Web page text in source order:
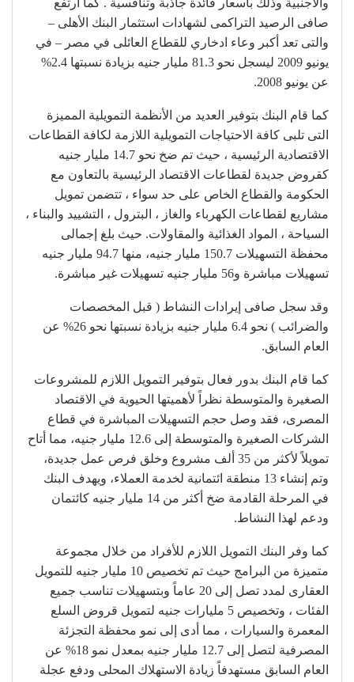
والأجنبية وذلك بأسعار فائدة جاذبة وتنافسية . كما ارتفع
صافى الرصيد التراكمى لشهادات استثمار البنك الأهلى –
والتى تعد أكبر وعاء ادخاري للقطاع العائلى في مصر – في
يونيو 2009 ليسجل نحو 81.3 مليار جنيه بزيادة نسبتها 2.4%
عن يونيو 2008.
كما قام البنك بتوفير العديد من الأنظمة التمويلية المميزة
التى تلبى كافة الاحتياجات التمويلية اللازمة لكافة القطاعات
الاقتصادية الرئيسية ، حيث تم ضخ نحو 14.7 مليار جنيه
كقروض جديدة لقطاعات الاقتصاد الرئيسية بالتعاون مع
الحكومة والقطاع الخاص على حد سواء ، تتضمن تمويل
مشاريع لقطاعات الكهرباء والغاز ، البترول ، التشييد والبناء ،
السياحة ، المواد الغذائية والمقاولات. حيث بلغ إجمالى
محفظة التسهيلات 150.7 مليار جنيه، منها 94.7 مليار جنيه
تسهيلات مباشرة و56 مليار جنيه تسهيلات غير مباشرة.
وقد سجل صافى إيرادات النشاط ( قبل المخصصات
والضرائب ) نحو 6.4 مليار جنيه بزيادة نسبتها نحو 26% عن
العام السابق.
كما قام البنك بدور فعال بتوفير التمويل اللازم للمشروعات
الصغيرة والمتوسطة نظراً لأهميتها الحيوية في الاقتصاد
المصرى، فقد وصل حجم التسهيلات المباشرة في قطاع
الشركات الصغيرة والمتوسطة إلى 12.6 مليار جنيه، مما أتاح
تمويلاً لأكثر من 35 ألف مشروع وخلق فرص عمل جديدة،
وتم إنشاء 13 منطقة ائتمانية لخدمة العملاء، ويهدف البنك
في المرحلة القادمة ضخ أكثر من 14 مليار جنيه كائتمان
ودعم لهذا النشاط.
كما وفر البنك التمويل اللازم للأفراد من خلال مجموعة
متميزة من البرامج حيث تم تخصيص 10 مليار جنيه للتمويل
العقارى لمدد تصل إلى 20 عاماً وبتسهيلات تناسب جميع
الفئات ، وتخصيص 5 مليارات جنيه لتمويل قروض السلع
المعمرة والسيارات ، مما أدى إلى نمو محفظة التجزئة
المصرفية لتصل إلى 12.7 مليار جنيه بمعدل نمو 18% عن
العام السابق مستهدفاً زيادة الاستهلاك المحلى ودفع عجلة